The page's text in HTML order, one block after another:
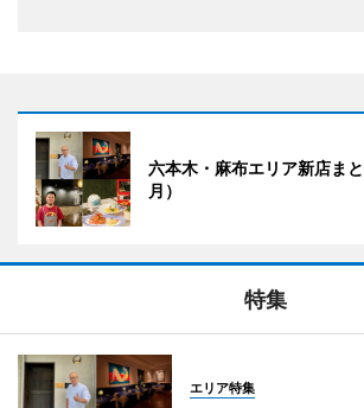
六本木・麻布エリア新店ま
月）
特集
エリア特集